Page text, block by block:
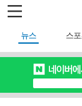
뉴스 스포